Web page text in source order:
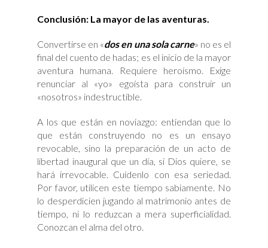
Conclusión: La mayor de las aventuras.
Convertirse en «dos en una sola carne» no es el
final del cuento de hadas; es el inicio de la mayor
aventura humana. Requiere heroísmo. Exige
renunciar al «yo» egoísta para construir un
«nosotros» indestructible.
A los que están en noviazgo: entiendan que lo
que están construyendo no es un ensayo
revocable, sino la preparación de un acto de
libertad inaugural que un día, si Dios quiere, se
hará irrevocable. Cuídenlo con esa seriedad.
Por favor, utilicen este tiempo sabiamente. No
lo desperdicien jugando al matrimonio antes de
tiempo, ni lo reduzcan a mera superficialidad.
Conozcan el alma del otro.